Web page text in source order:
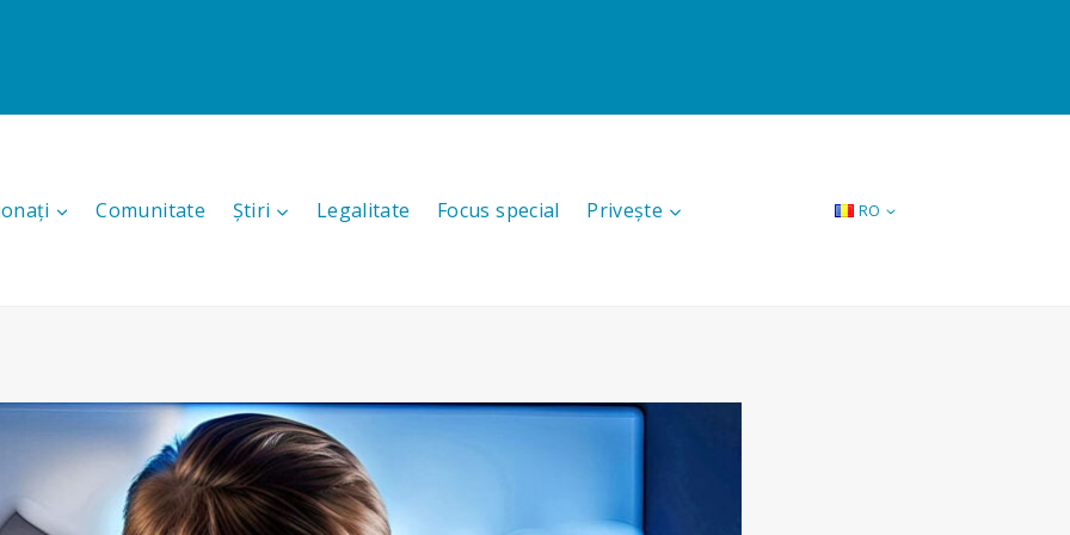
Comunitate Știri Legalitate Focus special Privește RO